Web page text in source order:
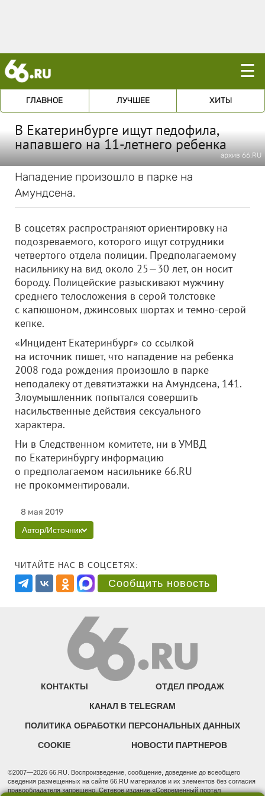
☰
ГЛАВНОЕ ЛУЧШЕЕ ХИТЫ
В Екатеринбурге ищут педофила,
напавшего на 11-летнего ребенка
архив 66.RU
Нападение произошло в парке на
Амундсена.
В соцсетях распространяют ориентировку на
подозреваемого, которого ищут сотрудники
четвертого отдела полиции. Предполагаемому
насильнику на вид около 25—30 лет, он носит
бороду. Полицейские разыскивают мужчину
среднего телосложения в серой толстовке
с капюшоном, джинсовых шортах и темно-серой
кепке.
«Инцидент Екатеринбург» со ссылкой
на источник пишет, что нападение на ребенка
2008 года рождения произошло в парке
неподалеку от девятиэтажки на Амундсена, 141.
Злоумышленник попытался совершить
насильственные действия сексуального
характера.
Ни в Следственном комитете, ни в УМВД
по Екатеринбургу информацию
о предполагаемом насильнике 66.RU
не прокомментировали.
8 мая 2019
Автор/Источник
ЧИТАЙТЕ НАС В СОЦСЕТЯХ:
Сообщить новость
КОНТАКТЫ ОТДЕЛ ПРОДАЖ
КАНАЛ В TELEGRAM
ПОЛИТИКА ОБРАБОТКИ ПЕРСОНАЛЬНЫХ ДАННЫХ
COOKIE НОВОСТИ ПАРТНЕРОВ
©2007—2026 66.RU. Воспроизведение, сообщение, доведение до всеобщего
сведения размещенных на сайте 66.RU материалов и их элементов без согласия
правообладателя запрещено. Сетевое издание «Современный портал